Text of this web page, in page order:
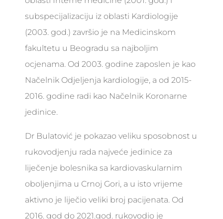
subspecijalizaciju iz oblasti Kardiologije
(2003. god.) završio je na Medicinskom
fakultetu u Beogradu sa najboljim
ocjenama. Od 2003. godine zaposlen je kao
Načelnik Odjeljenja kardiologije, a od 2015-
2016. godine radi kao Načelnik Koronarne
jedinice.
Dr Bulatović je pokazao veliku sposobnost u
rukovodjenju rada najveće jedinice za
liječenje bolesnika sa kardiovaskularnim
oboljenjima u Crnoj Gori, a u isto vrijeme
aktivno je liječio veliki broj pacijenata. Od
2016. god do 2021.god. rukovodio je